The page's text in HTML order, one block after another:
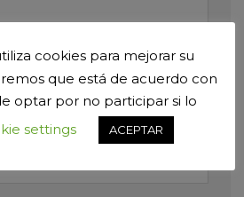
cookies para mejorar su
que está de acuerdo con
optar por no participar si lo
settings ACEPTAR